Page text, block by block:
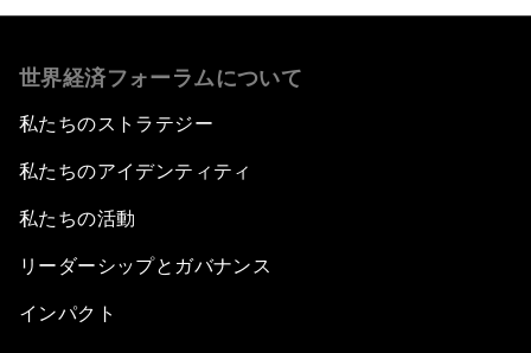
世界経済フォーラムについて
私たちのストラテジー
私たちのアイデンティティ
私たちの活動
リーダーシップとガバナンス
インパクト